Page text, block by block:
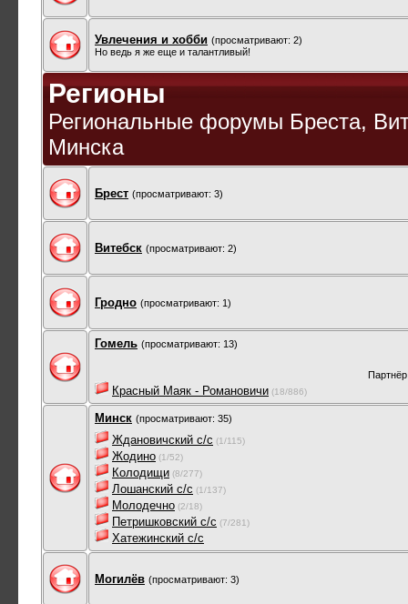
Увлечения и хобби (просматривают: 2)
Но ведь я же еще и талантливый!
Регионы
Региональные форумы Бреста,
Минска
Брест (просматривают: 3)
Витебск (просматривают: 2)
Гродно (просматривают: 1)
Гомель (просматривают: 13)
Красный Маяк - Романовичи (18/886)
Минск (просматривают: 35)
Ждановичский с/с (1/115)
Жодино (1/52)
Колодищи (8/277)
Лошанский с/с (1/137)
Молодечно (2/18)
Петришковский с/с (7/281)
Хатежинский с/с
Могилёв (просматривают: 3)